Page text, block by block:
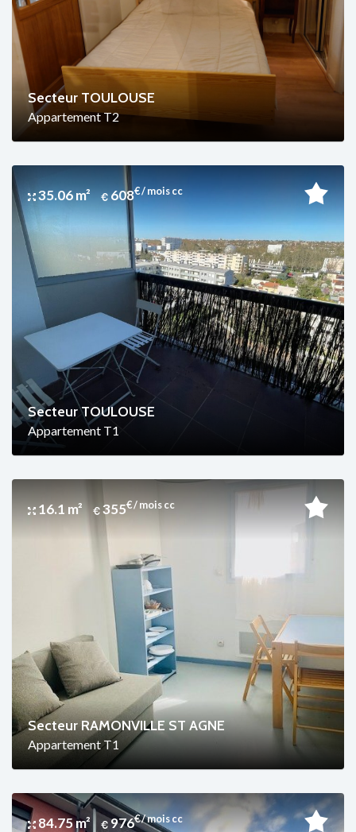
Secteur TOULOUSE
Appartement T2
35.06 m² 608€ / mois cc
Secteur TOULOUSE
Appartement T1
16.1 m² 355€ / mois cc
Secteur RAMONVILLE ST AGNE
Appartement T1
84.75 m² 976€ / mois cc